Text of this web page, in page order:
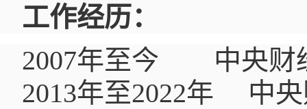
工作经历：
2007年至今
中央财
2013年至2022年 中央